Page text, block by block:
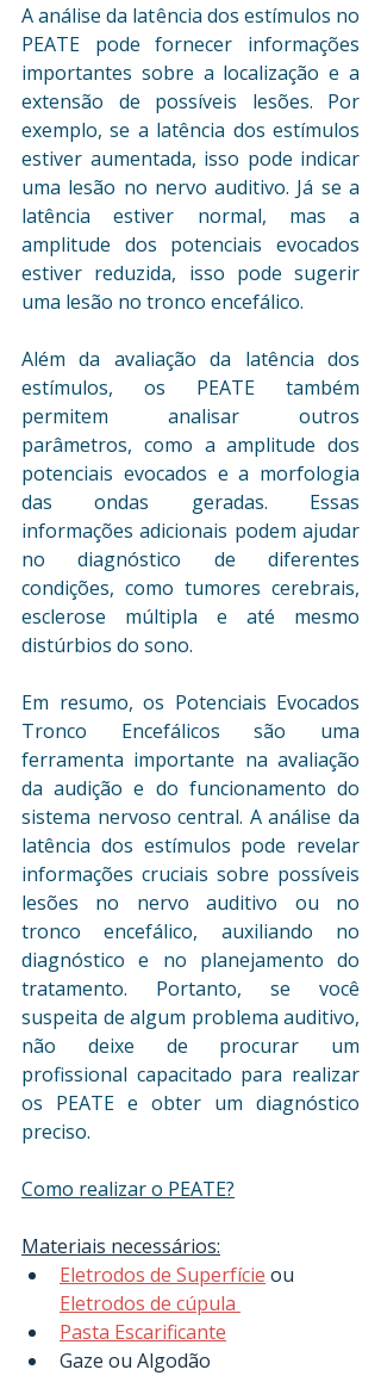
A análise da latência dos estímulos no
PEATE pode fornecer informações
importantes sobre a localização e a
extensão de possíveis lesões. Por
exemplo, se a latência dos estímulos
estiver aumentada, isso pode indicar
uma lesão no nervo auditivo. Já se a
latência estiver normal, mas a
amplitude dos potenciais evocados
estiver reduzida, isso pode sugerir
uma lesão no tronco encefálico.
Além da avaliação da latência dos
estímulos, os PEATE também
permitem analisar outros
parâmetros, como a amplitude dos
potenciais evocados e a morfologia
das ondas geradas. Essas
informações adicionais podem ajudar
no diagnóstico de diferentes
condições, como tumores cerebrais,
esclerose múltipla e até mesmo
distúrbios do sono.
Em resumo, os Potenciais Evocados
Tronco Encefálicos são uma
ferramenta importante na avaliação
da audição e do funcionamento do
sistema nervoso central. A análise da
latência dos estímulos pode revelar
informações cruciais sobre possíveis
lesões no nervo auditivo ou no
tronco encefálico, auxiliando no
diagnóstico e no planejamento do
tratamento. Portanto, se você
suspeita de algum problema auditivo,
não deixe de procurar um
profissional capacitado para realizar
os PEATE e obter um diagnóstico
preciso.
Como realizar o PEATE?
Materiais necessários:
Eletrodos de Superfície ou
Eletrodos de cúpula
Pasta Escarificante
Gaze ou Algodão